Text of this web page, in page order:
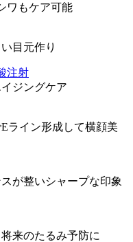
ワもケア可能
目元作り
注射
ジングケア
ライン形成して横顔美
が整いシャープな印象
来のたるみ予防に